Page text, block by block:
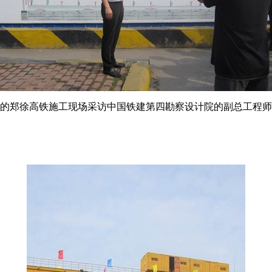
郑徐高铁施工现场采访中国铁建第四勘察设计院的副总工程